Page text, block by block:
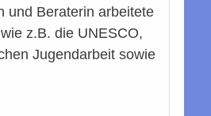
und Beraterin arbeitete
z.B. die UNESCO,
Jugendarbeit sowie